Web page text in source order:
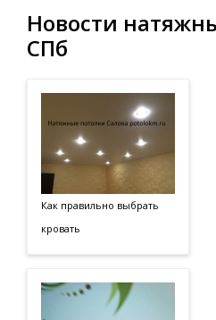
Новости
СПб
Как правильно выбрать
кровать